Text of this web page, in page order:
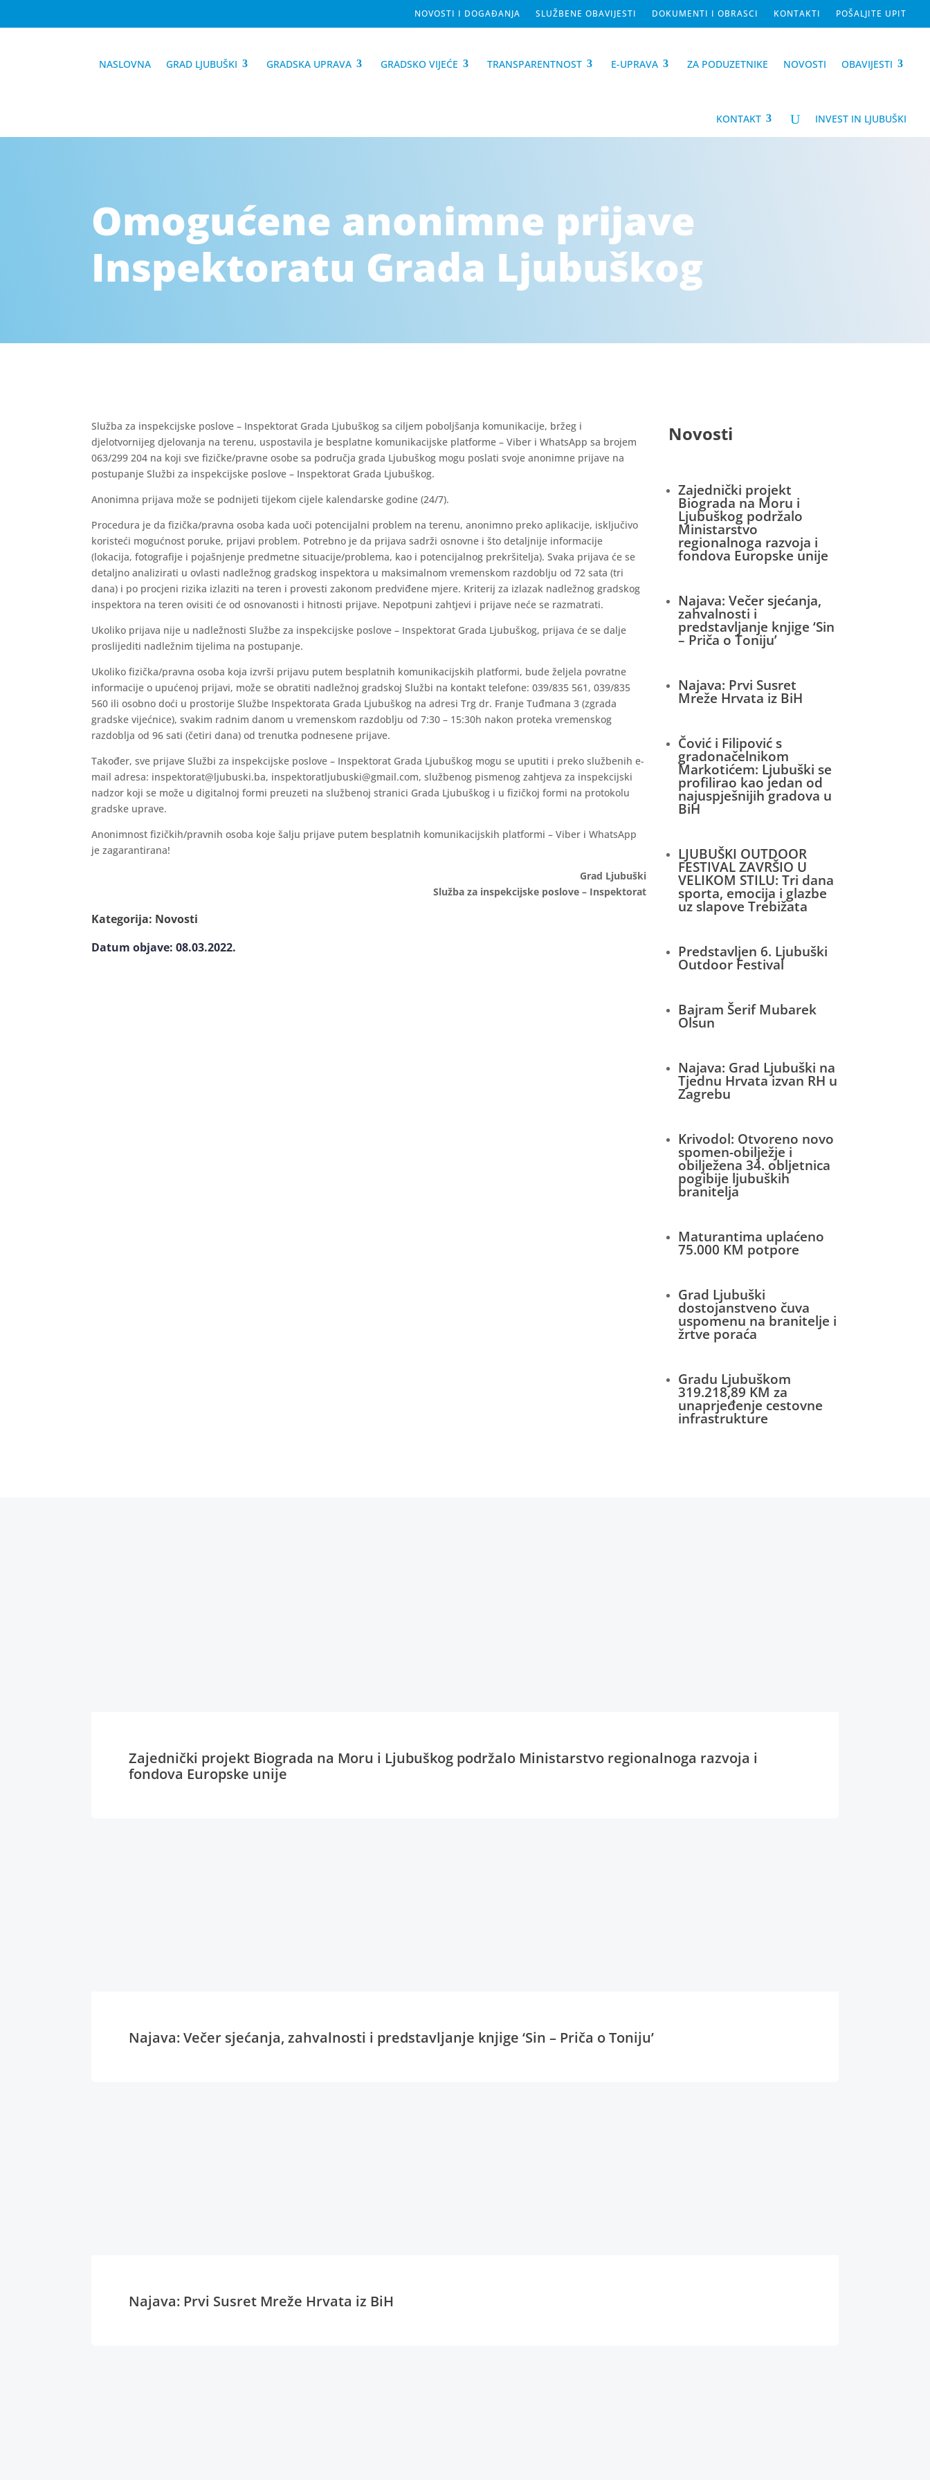
NOVOSTI I DOGAĐANJA SLUŽBENE OBAVIJESTI DOKUMENTI I OBRASCI KONTAKTI POŠALJITE UPIT
NASLOVNA GRAD LJUBUŠKI GRADSKA UPRAVA GRADSKO VIJEĆE TRANSPARENTNOST E-UPRAVA ZA PODUZETNIKE NOVOSTI OBAVIJESTI
KONTAKT U INVEST IN LJUBUŠKI
Omogućene anonimne prijave
Inspektoratu Grada Ljubuškog
Služba za inspekcijske poslove – Inspektorat Grada Ljubuškog sa ciljem poboljšanja komunikacije, bržeg i
djelotvornijeg djelovanja na terenu, uspostavila je besplatne komunikacijske platforme – Viber i WhatsApp sa brojem
063/299 204 na koji sve fizičke/pravne osobe sa područja grada Ljubuškog mogu poslati svoje anonimne prijave na
postupanje Službi za inspekcijske poslove – Inspektorat Grada Ljubuškog.
Anonimna prijava može se podnijeti tijekom cijele kalendarske godine (24/7).
Procedura je da fizička/pravna osoba kada uoči potencijalni problem na terenu, anonimno preko aplikacije, isključivo
koristeći mogućnost poruke, prijavi problem. Potrebno je da prijava sadrži osnovne i što detaljnije informacije
(lokacija, fotografije i pojašnjenje predmetne situacije/problema, kao i potencijalnog prekršitelja). Svaka prijava će se
detaljno analizirati u ovlasti nadležnog gradskog inspektora u maksimalnom vremenskom razdoblju od 72 sata (tri
dana) i po procjeni rizika izlaziti na teren i provesti zakonom predviđene mjere. Kriterij za izlazak nadležnog gradskog
inspektora na teren ovisiti će od osnovanosti i hitnosti prijave. Nepotpuni zahtjevi i prijave neće se razmatrati.
Ukoliko prijava nije u nadležnosti Službe za inspekcijske poslove – Inspektorat Grada Ljubuškog, prijava će se dalje
proslijediti nadležnim tijelima na postupanje.
Ukoliko fizička/pravna osoba koja izvrši prijavu putem besplatnih komunikacijskih platformi, bude željela povratne
informacije o upućenoj prijavi, može se obratiti nadležnoj gradskoj Službi na kontakt telefone: 039/835 561, 039/835
560 ili osobno doći u prostorije Službe Inspektorata Grada Ljubuškog na adresi Trg dr. Franje Tuđmana 3 (zgrada
gradske vijećnice), svakim radnim danom u vremenskom razdoblju od 7:30 – 15:30h nakon proteka vremenskog
razdoblja od 96 sati (četiri dana) od trenutka podnesene prijave.
Također, sve prijave Službi za inspekcijske poslove – Inspektorat Grada Ljubuškog mogu se uputiti i preko službenih e-
mail adresa: inspektorat@ljubuski.ba, inspektoratljubuski@gmail.com, službenog pismenog zahtjeva za inspekcijski
nadzor koji se može u digitalnoj formi preuzeti na službenoj stranici Grada Ljubuškog i u fizičkoj formi na protokolu
gradske uprave.
Anonimnost fizičkih/pravnih osoba koje šalju prijave putem besplatnih komunikacijskih platformi – Viber i WhatsApp
je zagarantirana!
Grad Ljubuški
Služba za inspekcijske poslove – Inspektorat
Kategorija: Novosti
Datum objave: 08.03.2022.
Novosti
Zajednički projekt
Biograda na Moru i
Ljubuškog podržalo
Ministarstvo
regionalnoga razvoja i
fondova Europske unije
Najava: Večer sjećanja,
zahvalnosti i
predstavljanje knjige ‘Sin
– Priča o Toniju’
Najava: Prvi Susret
Mreže Hrvata iz BiH
Čović i Filipović s
gradonačelnikom
Markotićem: Ljubuški se
profilirao kao jedan od
najuspješnijih gradova u
BiH
LJUBUŠKI OUTDOOR
FESTIVAL ZAVRŠIO U
VELIKOM STILU: Tri dana
sporta, emocija i glazbe
uz slapove Trebižata
Predstavljen 6. Ljubuški
Outdoor Festival
Bajram Šerif Mubarek
Olsun
Najava: Grad Ljubuški na
Tjednu Hrvata izvan RH u
Zagrebu
Krivodol: Otvoreno novo
spomen-obilježje i
obilježena 34. obljetnica
pogibije ljubuških
branitelja
Maturantima uplaćeno
75.000 KM potpore
Grad Ljubuški
dostojanstveno čuva
uspomenu na branitelje i
žrtve poraća
Gradu Ljubuškom
319.218,89 KM za
unaprjeđenje cestovne
infrastrukture
Zajednički projekt Biograda na Moru i Ljubuškog podržalo Ministarstvo regionalnoga razvoja i
fondova Europske unije
Najava: Večer sjećanja, zahvalnosti i predstavljanje knjige ‘Sin – Priča o Toniju’
Najava: Prvi Susret Mreže Hrvata iz BiH